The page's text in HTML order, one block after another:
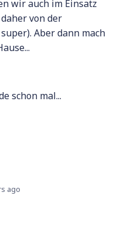
wir auch im Einsatz
von der
Aber dann mach
schon mal...
ago